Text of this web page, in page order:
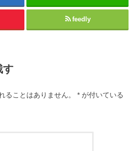
feedly
す
ることはありません。 * が付いている